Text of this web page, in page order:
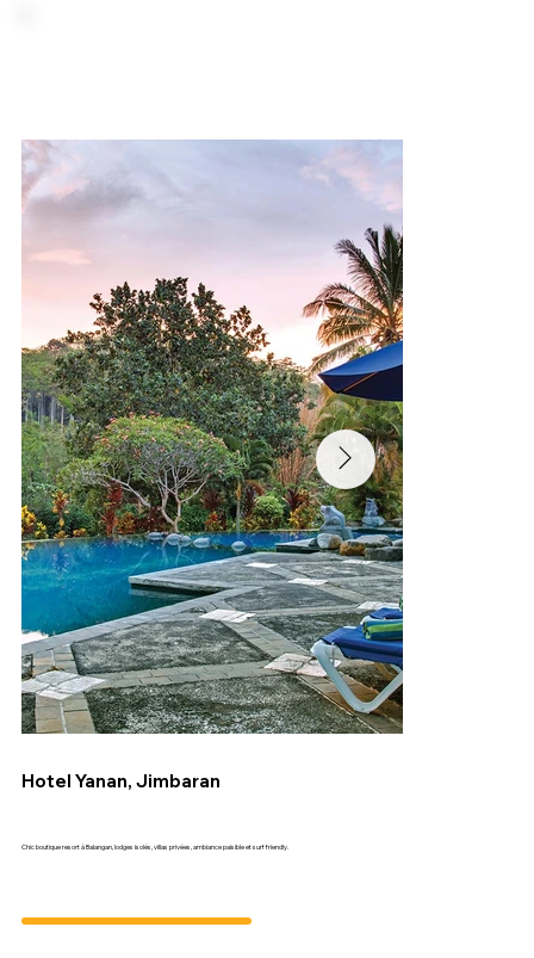
Hotel Yanan, Jimbaran
Chic boutique resort à Balangan, lodges isolés, villas privées, ambiance paisible et surf friendly.